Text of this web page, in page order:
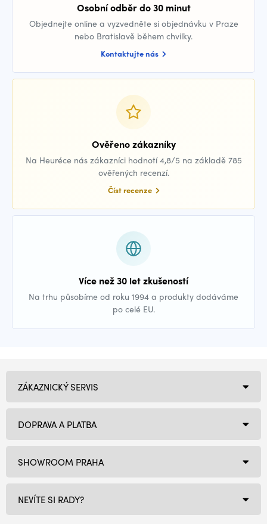
Osobní odběr do 30 minut
Objednejte online a vyzvedněte si objednávku v Praze
nebo Bratislavě během chvilky.
Kontaktujte nás
Ověřeno zákazníky
Na Heuréce nás zákazníci hodnotí 4,8/5 na základě 785
ověřených recenzí.
Číst recenze
Více než 30 let zkušeností
Na trhu působíme od roku 1994 a produkty dodáváme
po celé EU.
SHOWROOM PRAHA
NEVÍTE SI RADY?
ZÁKAZNICKÝ SERVIS
DOPRAVA A PLATBA